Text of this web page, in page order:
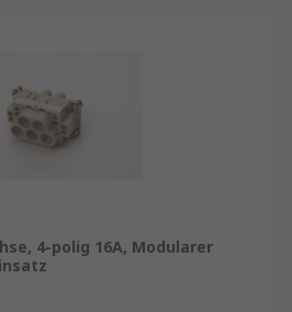
4-polig 16A, Modularer